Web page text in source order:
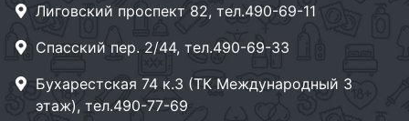
Лиговский проспект 82, тел.490-69-11
Спасский пер. 2/44, тел.490-69-33
Бухарестская 74 к.3 (ТК Международный 3
этаж), тел.490-77-69